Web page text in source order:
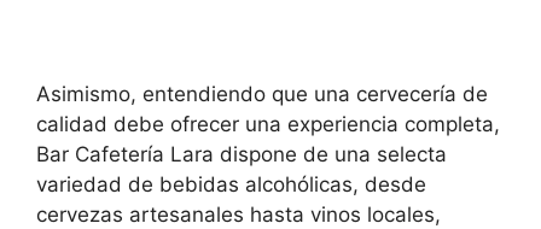
Asimismo, entendiendo que una cervecería de
calidad debe ofrecer una experiencia completa,
Bar Cafetería Lara dispone de una selecta
variedad de bebidas alcohólicas, desde
cervezas artesanales hasta vinos locales,